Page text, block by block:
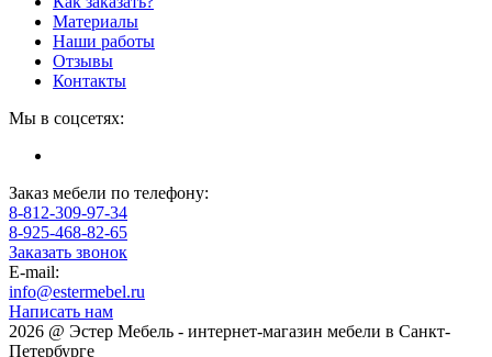
Материалы
Наши работы
Отзывы
Контакты
Мы в соцсетях:
Заказ мебели по телефону:
8-812-309-97-34
8-925-468-82-65
Заказать звонок
E-mail:
info@estermebel.ru
Написать нам
2026 @ Эстер Мебель - интернет-магазин мебели в Санкт-
Петербурге